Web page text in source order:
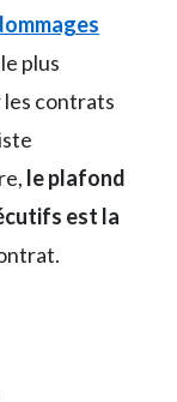
plus
contrats
le plafond
est la